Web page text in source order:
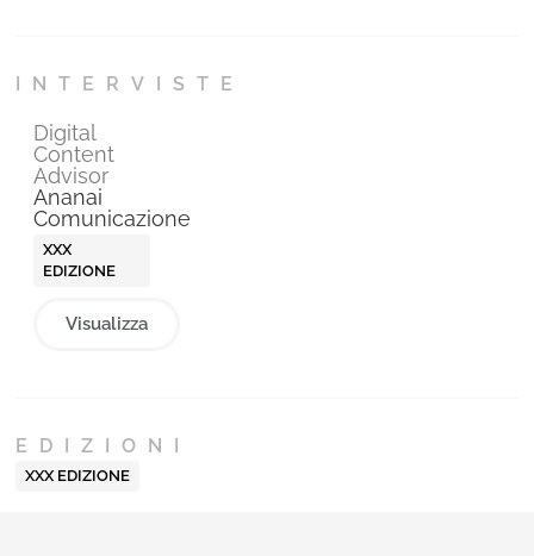
INTERVISTE
Digital
Content
Advisor
Ananai
Comunicazione
XXX
EDIZIONE
Visualizza
EDIZIONI
XXX EDIZIONE